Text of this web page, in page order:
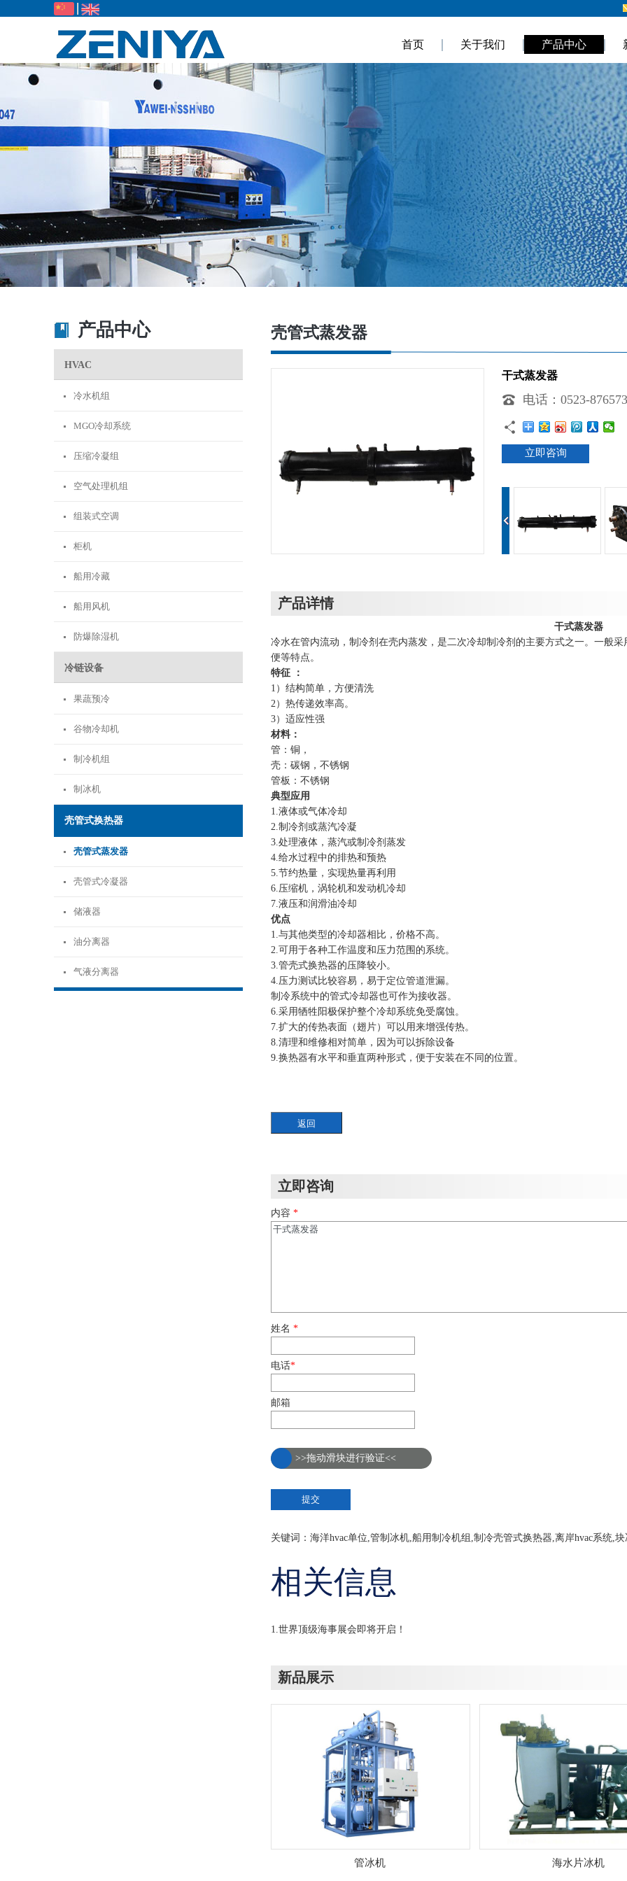
首页 关于我们 产品中心
产品中心
HVAC
冷水机组
MGO冷却系统
压缩冷凝组
空气处理机组
组装式空调
柜机
船用冷藏
船用风机
防爆除湿机
冷链设备
果蔬预冷
谷物冷却机
制冷机组
制冰机
壳管式换热器
壳管式蒸发器
壳管式冷凝器
储液器
油分离器
气液分离器
壳管式蒸发器
干式蒸发器
电话：0523-
立即咨询
产品详情
干式蒸发器
冷水在管内流动，制冷剂在壳内蒸发，是二次冷却制冷剂的主要方式之一。一般
便等特点。
特征 ：
1）结构简单，方便清洗
2）热传递效率高。
3）适应性强
材料：
管：铜，
壳：碳钢，不锈钢
管板：不锈钢
典型应用
1.液体或气体冷却
2.制冷剂或蒸汽冷凝
3.处理液体，蒸汽或制冷剂蒸发
4.给水过程中的排热和预热
5.节约热量，实现热量再利用
6.压缩机，涡轮机和发动机冷却
7.液压和润滑油冷却
优点
1.与其他类型的冷却器相比，价格不高。
2.可用于各种工作温度和压力范围的系统。
3.管壳式换热器的压降较小。
4.压力测试比较容易，易于定位管道泄漏。
制冷系统中的管式冷却器也可作为接收器。
6.采用牺牲阳极保护整个冷却系统免受腐蚀。
7.扩大的传热表面（翅片）可以用来增强传热。
8.清理和维修相对简单，因为可以拆除设备
9.换热器有水平和垂直两种形式，便于安装在不同的位置。
立即咨询
内容 *
姓名 *
电话*
邮箱
>>拖动滑块进行验证<<
关键词： 海洋hvac单位,管制冰机,船用制冷机组 ,制冷壳管式换热器,离岸hvac系统,块
相关信息
1.世界顶级海事展会即将开启！
新品展示
管冰机 海水片冰机